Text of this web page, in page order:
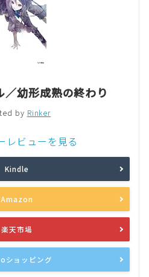
／幼形成熟の終わり
by Rinker
レビューを見る
Kindle
Amazon
楽天市場
ショッピング